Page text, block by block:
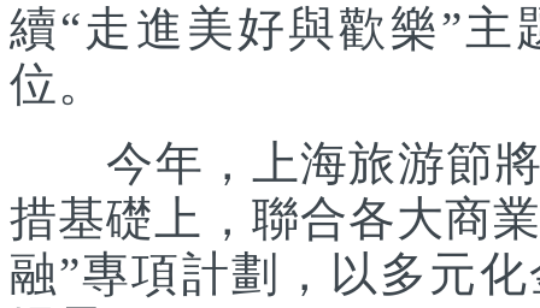
續“走進美好與歡樂”主
位。
今年，上海旅游節將
措基礎上，聯合各大商
融”專項計劃，以多元